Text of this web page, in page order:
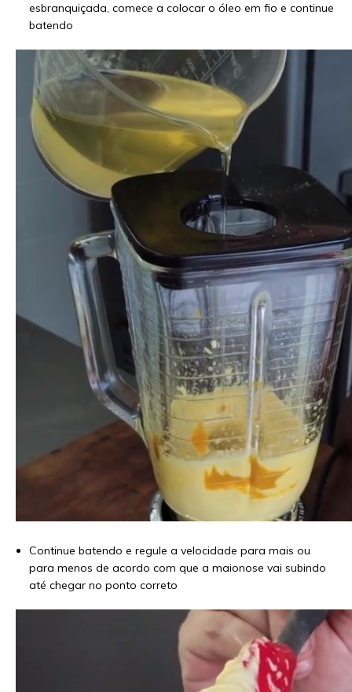
esbranquiçada, comece a colocar o óleo em fio e continue
batendo
Continue batendo e regule a velocidade para mais ou
para menos de acordo com que a maionose vai subindo
até chegar no ponto correto